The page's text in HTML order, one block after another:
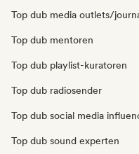
Top dub media outlets/
Top dub mentoren
Top dub playlist-kuratoren
Top dub radiosender
Top dub social media
Top dub sound experten